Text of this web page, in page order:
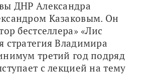
ДНР Александра
Казаковым. Он
бестселлера» «Лис
стратегия Владимира
третий год подряд
с лекцией на тему